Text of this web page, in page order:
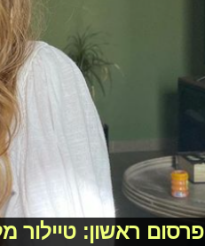
פרסום ראשון: